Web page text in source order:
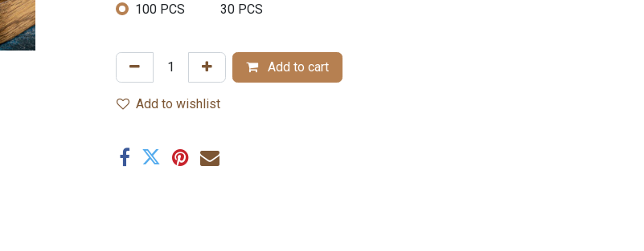
100 PCS 30 PCS
Add to cart
Add to wishlist